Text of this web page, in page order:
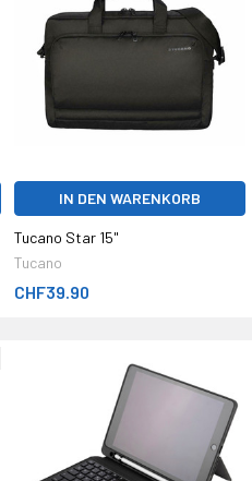
IN DEN WARENKORB
Tucano Star 15"
Tucano
CHF39.90